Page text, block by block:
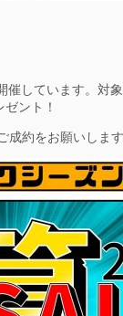
しています。対
ント！
成約をお願いしま